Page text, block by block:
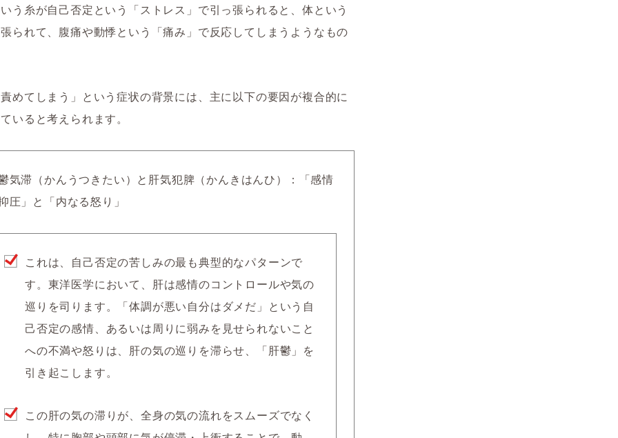
う糸が自己否定という「ストレス」で引っ張られると、体という
られて、腹痛や動悸という「痛み」で反応してしまうようなもの
めてしまう」という症状の背景には、主に以下の要因が複合的に
いると考えられます。
気滞（かんうつきたい）と肝気犯脾（かんきはんひ）：「感情
圧」と「内なる怒り」
これは、自己否定の苦しみの最も典型的なパターンで
す。東洋医学において、肝は感情のコントロールや気の
巡りを司ります。「体調が悪い自分はダメだ」という自
己否定の感情、あるいは周りに弱みを見せられないこと
への不満や怒りは、肝の気の巡りを滞らせ、「肝鬱」を
引き起こします。
この肝の気の滞りが、全身の気の流れをスムーズでなく